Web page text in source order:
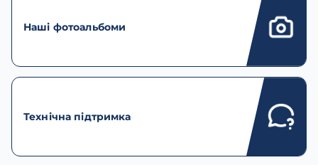
Наші фотоальбоми
Технічна підтримка